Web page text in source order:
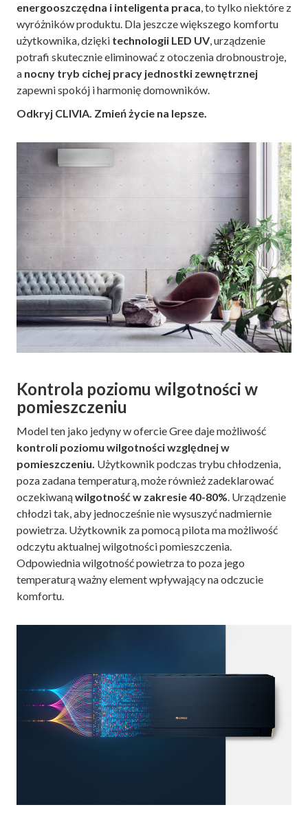
energooszczędna i inteligenta praca, to tylko niektóre z
wyróżników produktu. Dla jeszcze większego komfortu
użytkownika, dzięki technologii LED UV, urządzenie
potrafi skutecznie eliminować z otoczenia drobnoustroje,
a nocny tryb cichej pracy jednostki zewnętrznej
zapewni spokój i harmonię domowników.
Odkryj CLIVIA. Zmień życie na lepsze.
Kontrola poziomu wilgotności w
pomieszczeniu
Model ten jako jedyny w ofercie Gree daje możliwość
kontroli poziomu wilgotności względnej w
pomieszczeniu. Użytkownik podczas trybu chłodzenia,
poza zadana temperaturą, może również zadeklarować
oczekiwanąwilgotność w zakresie 40-80% . Urządzenie
chłodzi tak, aby jednocześnie nie wysuszyć nadmiernie
powietrza. Użytkownik za pomocą pilota ma możliwość
odczytu aktualnej wilgotności pomieszczenia.
Odpowiednia wilgotność powietrza to poza jego
temperaturą ważny element wpływający na odczucie
komfortu.